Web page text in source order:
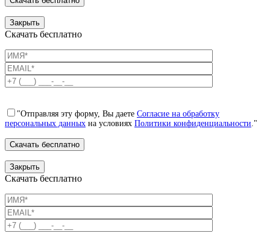
Закрыть
Скачать бесплатно
"Отправляя эту форму, Вы даете Согласие на обработку
персональных данных на условиях Политики конфиденциальности ."
Закрыть
Скачать бесплатно